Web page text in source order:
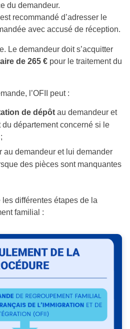
du demandeur.
recommandé d’adresser le
avec accusé de réception.
Le demandeur doit s’acquitter
de 265 € pour le traitement du
l’OFII peut :
de dépôt au demandeur et
du département concerné si le
au demandeur et lui demander
des pièces sont manquantes
différentes étapes de la
familial :